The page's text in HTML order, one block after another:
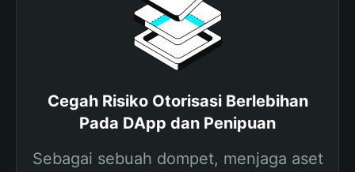
Cegah Risiko Otorisasi Berlebihan
Pada DApp dan Penipuan
Sebagai sebuah dompet, menjaga aset